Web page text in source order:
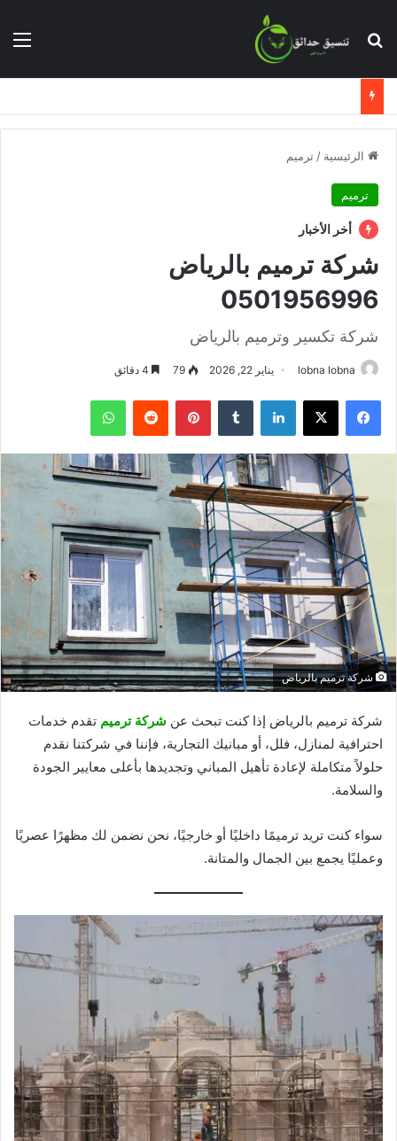
بحث عن
الرئيسية / ترميم
ترميم
أخر الأخبار
شركة ترميم بالرياض
0501956996
شركة تكسير وترميم بالرياض
lobna lobna يناير 22, 2026 79
فيسبوك X لينكدإن بينتيريست واتساب
شركة ترميم بالرياض
شركة ترميم بالرياض إذا كنت تبحث عن شركة ترميم تقدم خدمات
احترافية لمنازل، فلل، أو مبانيك التجارية، فإننا في شركتنا نقدم
حلولاً متكاملة لإعادة تأهيل المباني وتجديدها بأعلى معايير الجودة
والسلامة.
سواء كنت تريد ترميمًا داخليًا أو خارجيًا، نحن نضمن لك مظهرًا عصريًا
وعمليًا يجمع بين الجمال والمتانة.